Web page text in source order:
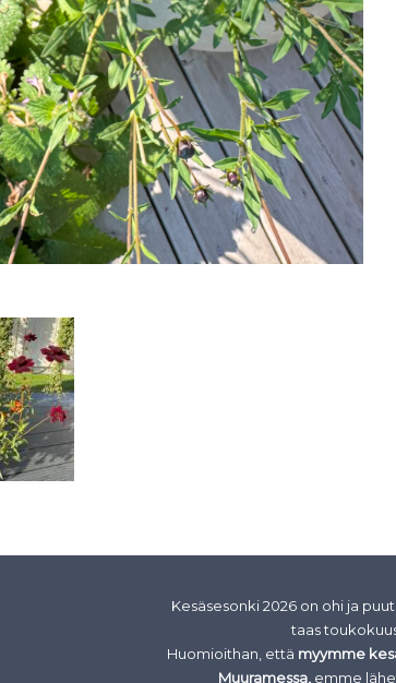
Kesäsesonki 2026 on ohi ja
taas
Huomioithan, että myymme
Muuramessa, emme